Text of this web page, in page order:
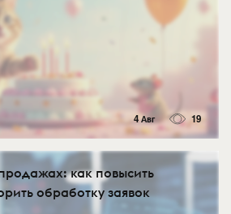
4 Авг 19
как повысить
обработку заявок